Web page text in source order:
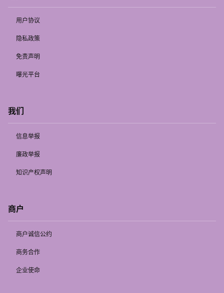
用户协议
隐私政策
免责声明
曝光平台
我们
信息举报
廉政举报
知识产权声明
商户
商户诚信公约
商务合作
企业使命